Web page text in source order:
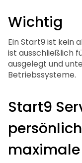
Wichtig
Ein Start9 ist kein
ist ausschließlich
ausgelegt und
Betriebssysteme.
Start9